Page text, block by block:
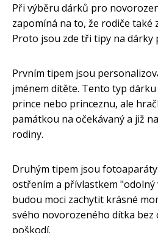
Při výběru dárků pro
zapomíná na to, že rodiče také
Proto jsou zde tři tipy na dárky
Prvním tipem jsou
jménem dítěte. Tento typ
prince nebo princeznu, ale
památkou na očekávaný a již
rodiny.
Druhým tipem jsou
ostřením a přívlastkem "odolný
budou moci zachytit krásné
svého novorozeného dítka bez
poškodí.